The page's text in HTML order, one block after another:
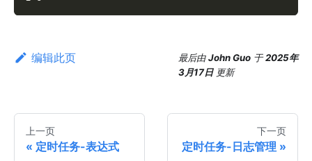
编辑此页 最后由John Guo 于2025年
3月17日 更新
上一页
定时任务-表达式
下一页
定时任务-日志管理